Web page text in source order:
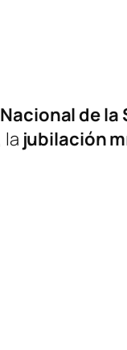
de la
la jubilación